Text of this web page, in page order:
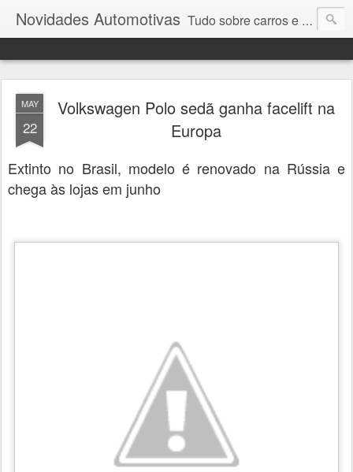
Novidades Automotivas Tudo sobre carros e motores
MAY
22
Volkswagen Polo sedã ganha facelift na
Europa
Extinto no Brasil, modelo é renovado na Rússia e
chega às lojas em junho